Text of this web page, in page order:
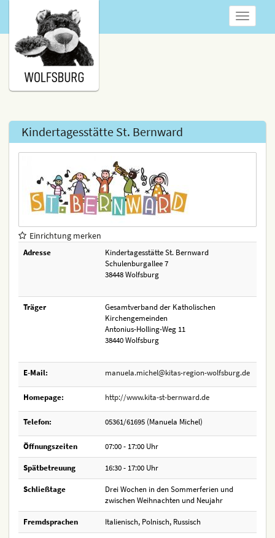
anzeigen
Kindertagesstätte St. Bernward
Einrichtung merken
Adresse
Kindertagesstätte St. Bernward
Schulenburgallee 7
38448 Wolfsburg
Träger
Gesamtverband der Katholischen
Kirchengemeinden
Antonius-Holling-Weg 11
38440 Wolfsburg
E-Mail: manuela.michel@kitas-region-wolfsburg.de
Homepage: http://www.kita-st-bernward.de
Telefon: 05361/61695 (Manuela Michel)
Öffnungszeiten 07:00 - 17:00 Uhr
Spätbetreuung 16:30 - 17:00 Uhr
Schließtage
Drei Wochen in den Sommerferien und
zwischen Weihnachten und Neujahr
Fremdsprachen Italienisch, Polnisch, Russisch